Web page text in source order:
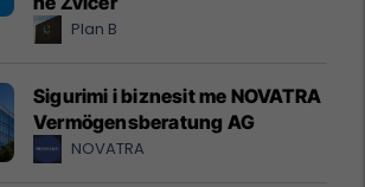
Plan B
Sigurimi i biznesit me NOVATRA
Vermögensberatung AG
NOVATRA